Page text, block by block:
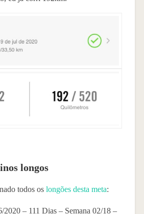
longos
todos os longões desta meta:
– 111 Dias – Semana 02/18 –